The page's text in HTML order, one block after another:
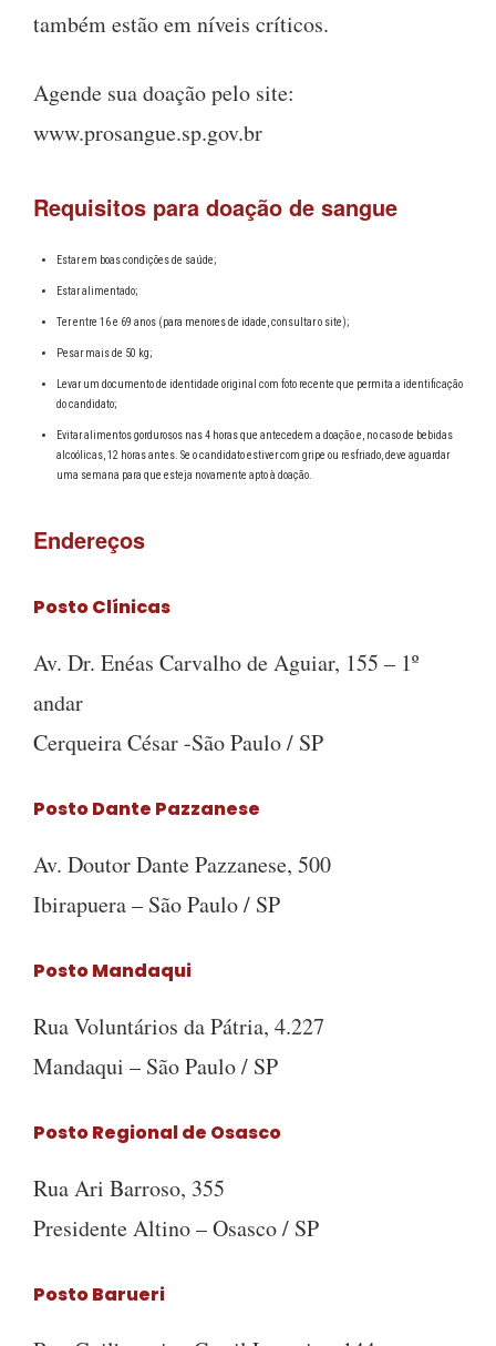
também estão em níveis críticos.
Agende sua doação pelo site:
www.prosangue.sp.gov.br
Requisitos para doação de sangue
Estar em boas condições de saúde;
Estar alimentado;
Ter entre 16 e 69 anos (para menores de idade, consultar o site);
Pesar mais de 50 kg;
Levar um documento de identidade original com foto recente que permita a identificação
do candidato;
Evitar alimentos gordurosos nas 4 horas que antecedem a doação e, no caso de bebidas
alcoólicas, 12 horas antes. Se o candidato estiver com gripe ou resfriado, deve aguardar
uma semana para que esteja novamente apto à doação.
Endereços
Posto Clínicas
Av. Dr. Enéas Carvalho de Aguiar, 155 – 1º
andar
Cerqueira César -São Paulo / SP
Posto Dante Pazzanese
Av. Doutor Dante Pazzanese, 500
Ibirapuera – São Paulo / SP
Posto Mandaqui
Rua Voluntários da Pátria, 4.227
Mandaqui – São Paulo / SP
Posto Regional de Osasco
Rua Ari Barroso, 355
Presidente Altino – Osasco / SP
Posto Barueri